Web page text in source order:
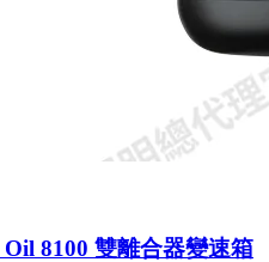
8100 雙離合器變速箱